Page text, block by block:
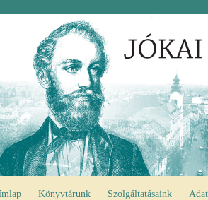
Könyvtárunk Szolgáltatásaink